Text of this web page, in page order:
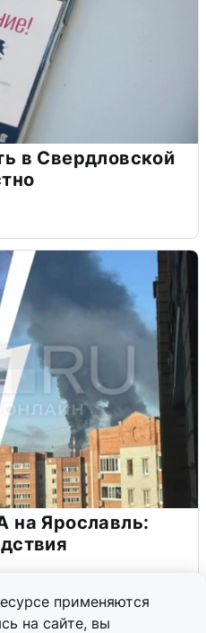
применяются
на сайте, вы
в Свердловской
на Ярославль: